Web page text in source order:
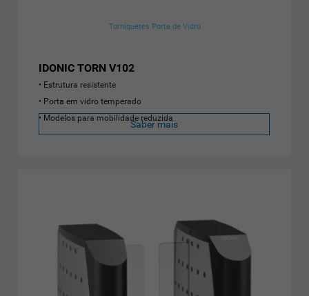
Torniquetes Porta de Vidro
IDONIC TORN V102
Estrutura resistente
Porta em vidro temperado
Modelos para mobilidade reduzida
Saber mais